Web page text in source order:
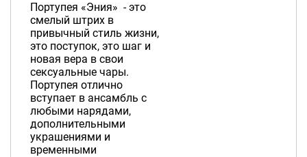
Портупея «Эния» - это
смелый штрих в
привычный стиль жизни,
это поступок, это шаг и
новая вера в свои
сексуальные чары.
Портупея отлично
вступает в ансамбль с
любыми нарядами,
дополнительными
украшениями и
временными